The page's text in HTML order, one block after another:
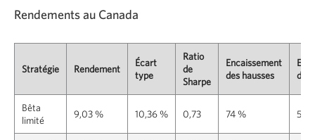
Rendements au Canada
Stratégie Rendement
Écart
type
Ratio
de
Sharpe
Encaissement
des hausses
des
Bêta
limité
9,03 % 10,36 % 0,73 74 % 56